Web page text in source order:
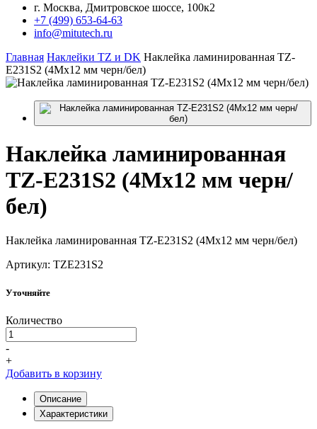
г. Москва, Дмитровское шоссе, 100к2
+7 (499) 653-64-63
info@mitutech.ru
Главная Наклейки TZ и DK Наклейка ламинированная TZ-
E231S2 (4Mx12 мм черн/бел)
Наклейка ламинированная
TZ-E231S2 (4Mx12 мм черн/
бел)
Наклейка ламинированная TZ-E231S2 (4Mx12 мм черн/бел)
Артикул: TZE231S2
Уточняйте
Количество
-
+
Добавить в корзину
Описание
Характеристики